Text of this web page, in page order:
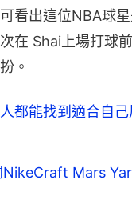
看出這位NBA球
在 Shai上場打球
。
都能找到適合自
NikeCraft Mars